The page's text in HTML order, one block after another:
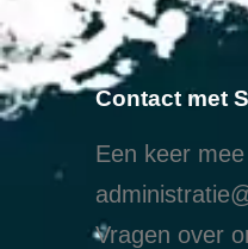
Contact met
Een keer
Vragen over